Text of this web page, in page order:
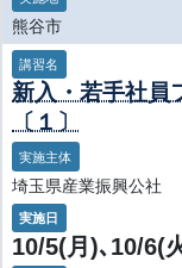
熊谷市
講習名
新入・若手社員
〔１〕
実施主体
埼玉県産業振興公社
実施日
10/5(月)､10/6(